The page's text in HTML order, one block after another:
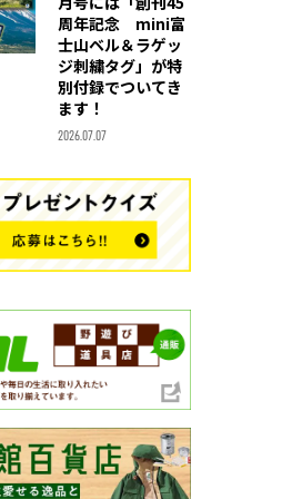
周年記念 mini富
士山ベル＆ラゲッ
ジ刺繍タグ」が特
別付録でついてき
ます！
2026.07.07